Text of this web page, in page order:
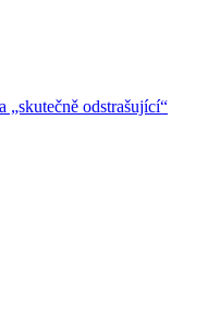
„skutečně odstrašující“